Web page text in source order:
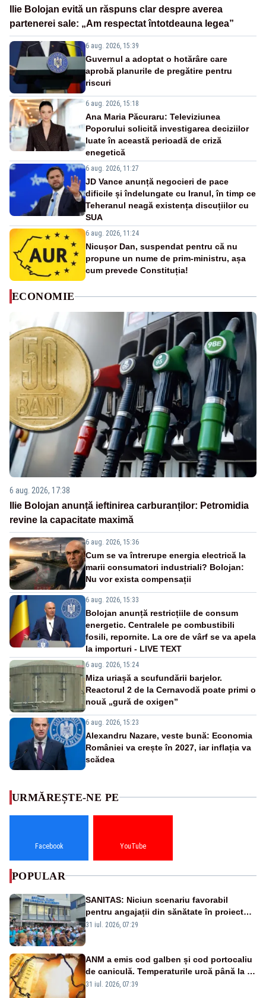
Ilie Bolojan evită un răspuns clar despre averea
partenerei sale: „Am respectat întotdeauna legea”
6 aug. 2026, 15:39
Guvernul a adoptat o hotărâre care
aprobă planurile de pregătire pentru
riscuri
6 aug. 2026, 15:18
Ana Maria Păcuraru: Televiziunea
Poporului solicită investigarea deciziilor
luate în această perioadă de criză
enegetică
6 aug. 2026, 11:27
JD Vance anunță negocieri de pace
dificile și îndelungate cu Iranul, în timp ce
Teheranul neagă existența discuțiilor cu
SUA
6 aug. 2026, 11:24
Nicușor Dan, suspendat pentru că nu
propune un nume de prim-ministru, așa
cum prevede Constituția!
ECONOMIE
6 aug. 2026, 17:38
Ilie Bolojan anunță ieftinirea carburanților: Petromidia
revine la capacitate maximă
6 aug. 2026, 15:36
Cum se va întrerupe energia electrică la
marii consumatori industriali? Bolojan:
Nu vor exista compensații
6 aug. 2026, 15:33
Bolojan anunță restricțiile de consum
energetic. Centralele pe combustibili
fosili, repornite. La ore de vârf se va apela
la importuri - LIVE TEXT
6 aug. 2026, 15:24
Miza uriașă a scufundării barjelor.
Reactorul 2 de la Cernavodă poate primi o
nouă „gură de oxigen”
6 aug. 2026, 15:23
Alexandru Nazare, veste bună: Economia
României va crește în 2027, iar inflația va
scădea
URMĂREȘTE-NE PE
Facebook YouTube
POPULAR
SANITAS: Niciun scenariu favorabil
pentru angajații din sănătate în proiectul
Legii salarizării
31 iul. 2026, 07:29
ANM a emis cod galben și cod portocaliu
de caniculă. Temperaturile urcă până la 38
de grade, iar nopțile devin tropicale
31 iul. 2026, 07:39